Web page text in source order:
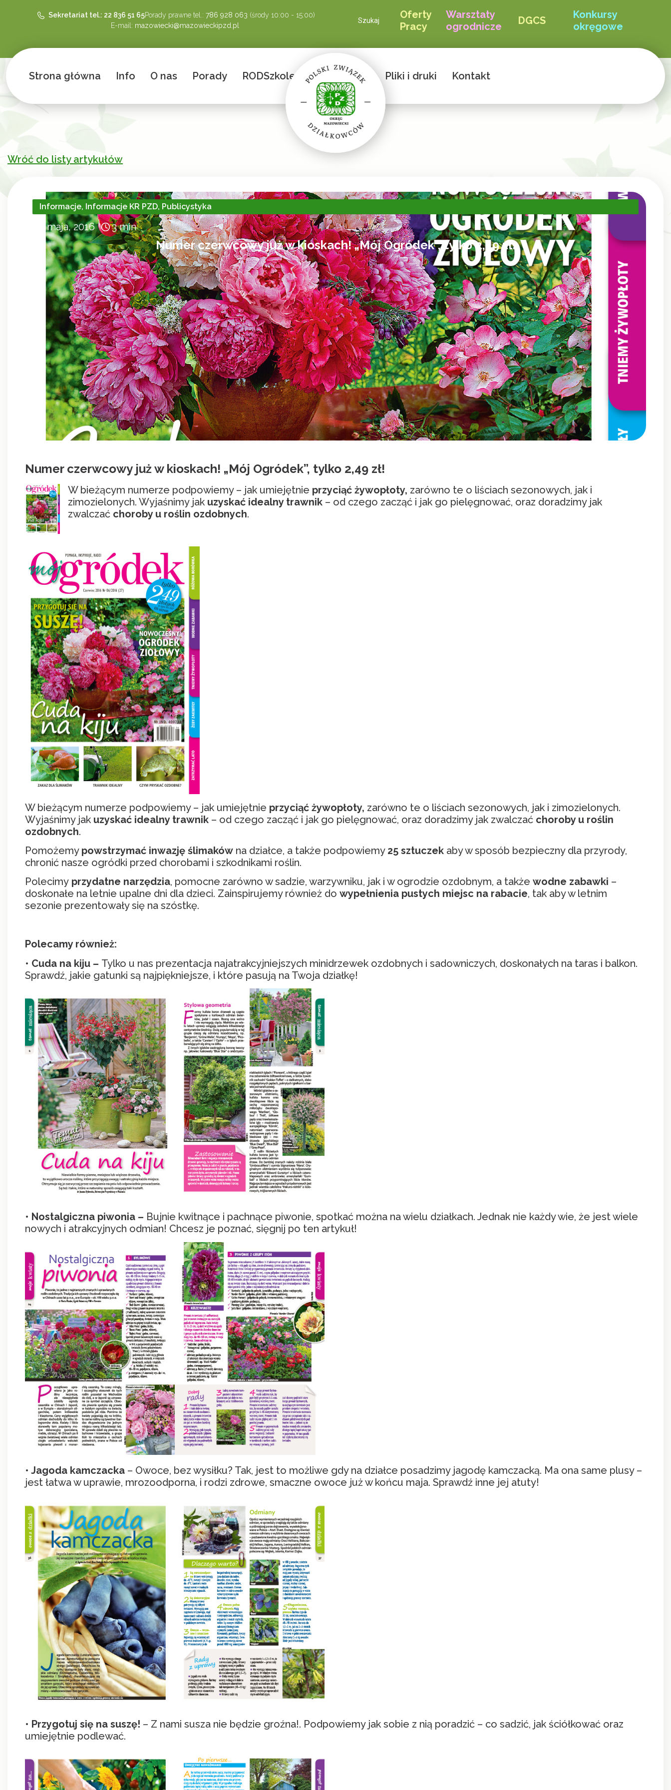
Sekretariat tel.: 22 836 51 65Porady prawne tel.: 786 928 063 (środy 10:00 - 15:00)
E-mail: mazowiecki@mazowieckipzd.pl
Szukaj
Oferty
Pracy
Warsztaty
ogrodnicze
DGCS
Konkursy
okręgowe
Strona główna Info O nas Porady RODSzkolenia Przetargi Pliki i druki Kontakt
Wróć do listy artykułów
Informacje, Informacje KR PZD, Publicystyka
19 maja, 2016 3 min
Numer czerwcowy już w kioskach! „Mój Ogródek”, tylko 2,49 zł!
Numer czerwcowy już w kioskach! „Mój Ogródek”, tylko 2,49 zł!
W bieżącym numerze podpowiemy – jak umiejętnie przyciąć żywopłoty, zarówno te o liściach sezonowych, jak i
zimozielonych. Wyjaśnimy jak uzyskać idealny trawnik – od czego zacząć i jak go pielęgnować, oraz doradzimy jak
zwalczać choroby u roślin ozdobnych.
W bieżącym numerze podpowiemy – jak umiejętnie przyciąć żywopłoty, zarówno te o liściach sezonowych, jak i zimozielonych.
Wyjaśnimy jak uzyskać idealny trawnik – od czego zacząć i jak go pielęgnować, oraz doradzimy jak zwalczać choroby u roślin
ozdobnych.
Pomożemy powstrzymać inwazję ślimaków na działce, a także podpowiemy 25 sztuczek aby w sposób bezpieczny dla przyrody,
chronić nasze ogródki przed chorobami i szkodnikami roślin.
Polecimy przydatne narzędzia, pomocne zarówno w sadzie, warzywniku, jak i w ogrodzie ozdobnym, a także wodne zabawki –
doskonałe na letnie upalne dni dla dzieci. Zainspirujemy również do wypełnienia pustych miejsc na rabacie, tak aby w letnim
sezonie prezentowały się na szóstkę.
Polecamy również:
• Cuda na kiju – Tylko u nas prezentacja najatrakcyjniejszych minidrzewek ozdobnych i sadowniczych, doskonałych na taras i balkon.
Sprawdź, jakie gatunki są najpiękniejsze, i które pasują na Twoja działkę!
• Nostalgiczna piwonia – Bujnie kwitnące i pachnące piwonie, spotkać można na wielu działkach. Jednak nie każdy wie, że jest wiele
nowych i atrakcyjnych odmian! Chcesz je poznać, sięgnij po ten artykuł!
• Jagoda kamczacka – Owoce, bez wysiłku? Tak, jest to możliwe gdy na działce posadzimy jagodę kamczacką. Ma ona same plusy –
jest łatwa w uprawie, mrozoodporna, i rodzi zdrowe, smaczne owoce już w końcu maja. Sprawdź inne jej atuty!
• Przygotuj się na suszę! – Z nami susza nie będzie groźna!. Podpowiemy jak sobie z nią poradzić – co sadzić, jak ściółkować oraz
umiejętnie podlewać.